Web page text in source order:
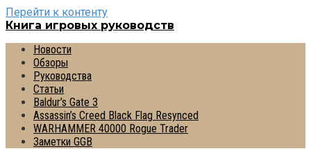
Перейти к контенту
Книга игровых руководств
Новости
Обзоры
Руководства
Статьи
Baldur’s Gate 3
Assassin’s Creed Black Flag Resynced
WARHAMMER 40000 Rogue Trader
Заметки GGB